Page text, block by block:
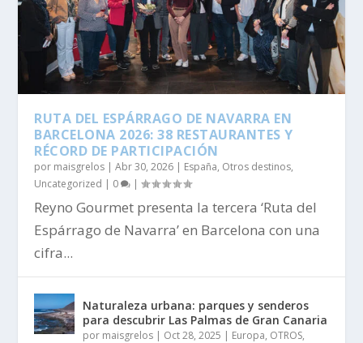
RUTA DEL ESPÁRRAGO DE NAVARRA EN
BARCELONA 2026: 38 RESTAURANTES Y
RÉCORD DE PARTICIPACIÓN
por maisgrelos |Abr 30, 2026 | España, Otros destinos,
Uncategorized | 0 |
Reyno Gourmet presenta la tercera ‘Ruta del
Espárrago de Navarra’ en Barcelona con una
cifra...
Naturaleza urbana: parques y senderos
para descubrir Las Palmas de Gran Canaria
por maisgrelos | Oct 28, 2025 | Europa, OTROS,